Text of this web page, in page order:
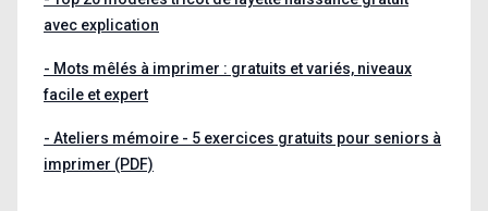
avec explication
- Mots mêlés à imprimer : gratuits et variés, niveaux
facile et expert
- Ateliers mémoire - 5 exercices gratuits pour seniors à
imprimer (PDF)